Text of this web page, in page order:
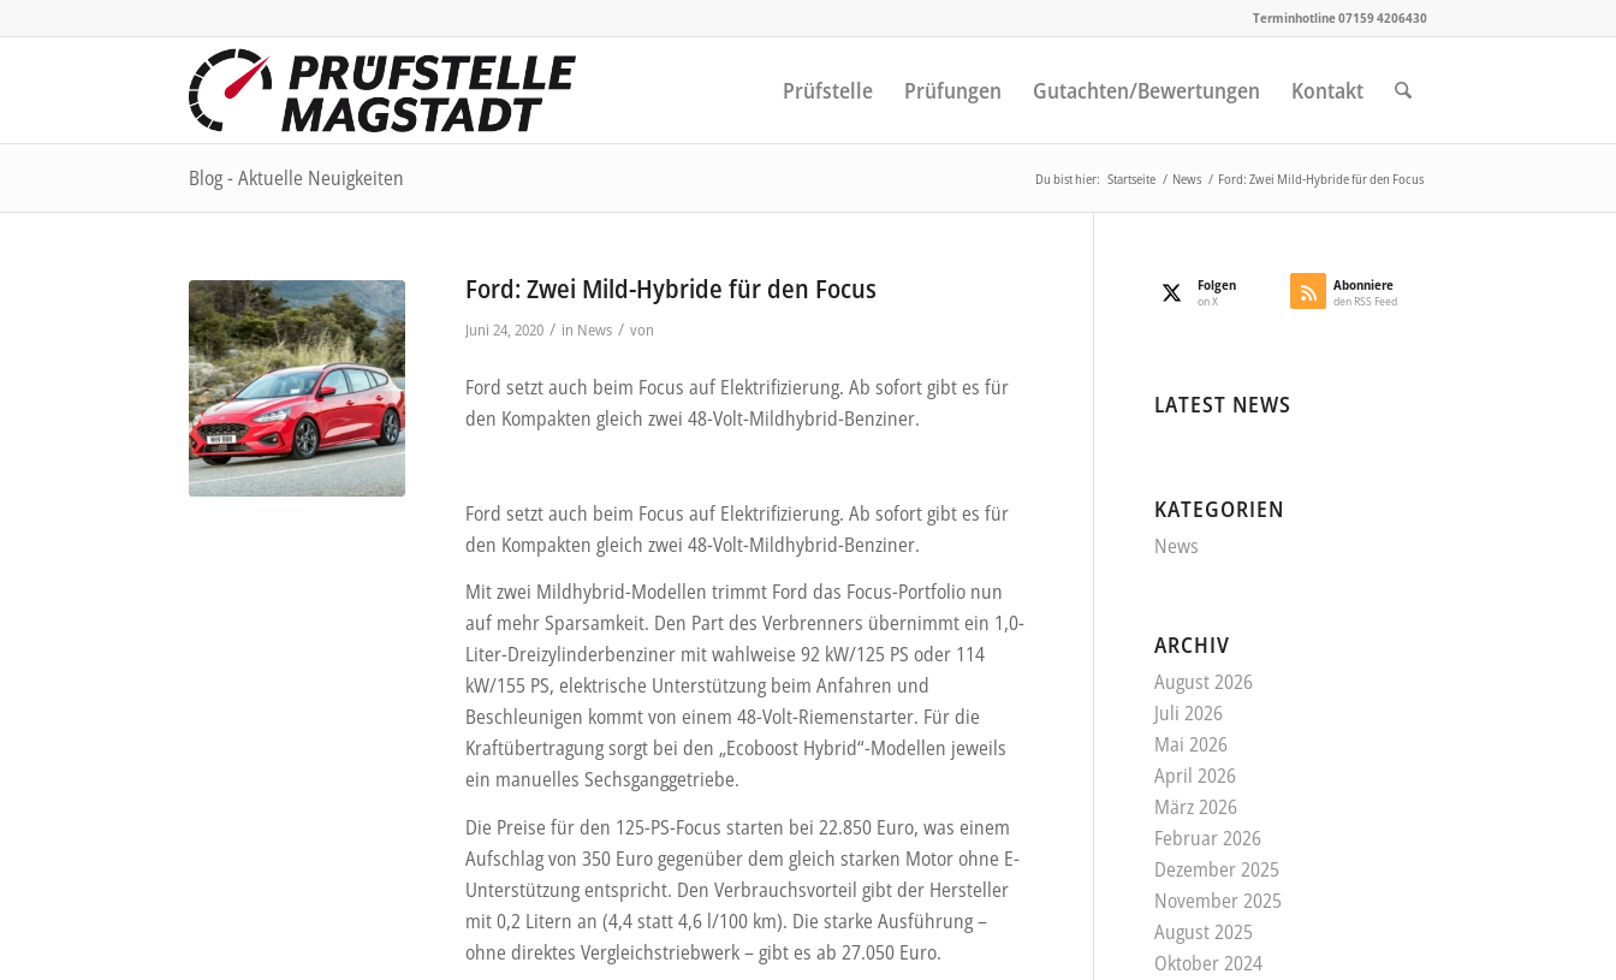
Terminhotline 07159 4206430
Prüfstelle Prüfungen Gutachten/Bewertungen Kontakt
Blog - Aktuelle Neuigkeiten Du bist hier: Startseite / News / Ford: Zwei Mild-Hybride für den Focus
Ford: Zwei Mild-Hybride für den Focus
Juni 24, 2020 / in News / von
Ford setzt auch beim Focus auf Elektrifizierung. Ab sofort gibt es für
den Kompakten gleich zwei 48-Volt-Mildhybrid-Benziner.
Ford setzt auch beim Focus auf Elektrifizierung. Ab sofort gibt es für
den Kompakten gleich zwei 48-Volt-Mildhybrid-Benziner.
Mit zwei Mildhybrid-Modellen trimmt Ford das Focus-Portfolio nun
auf mehr Sparsamkeit. Den Part des Verbrenners übernimmt ein 1,0-
Liter-Dreizylinderbenziner mit wahlweise 92 kW/125 PS oder 114
kW/155 PS, elektrische Unterstützung beim Anfahren und
Beschleunigen kommt von einem 48-Volt-Riemenstarter. Für die
Kraftübertragung sorgt bei den „Ecoboost Hybrid“-Modellen jeweils
ein manuelles Sechsganggetriebe.
Die Preise für den 125-PS-Focus starten bei 22.850 Euro, was einem
Aufschlag von 350 Euro gegenüber dem gleich starken Motor ohne E-
Unterstützung entspricht. Den Verbrauchsvorteil gibt der Hersteller
mit 0,2 Litern an (4,4 statt 4,6 l/100 km). Die starke Ausführung –
ohne direktes Vergleichstriebwerk – gibt es ab 27.050 Euro.
Folgen
on X
Abonniere
den RSS Feed
LATEST NEWS
KATEGORIEN
News
ARCHIV
August 2026
Juli 2026
Mai 2026
April 2026
März 2026
Februar 2026
Dezember 2025
November 2025
August 2025
Oktober 2024